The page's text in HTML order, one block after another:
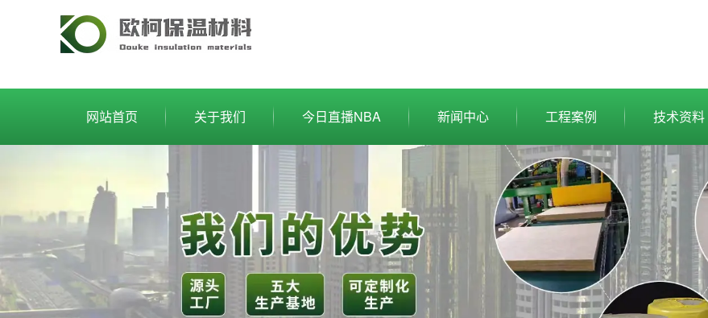
网站首页 关于我们 今日直播NBA 新闻中心 工程案例 技术资料